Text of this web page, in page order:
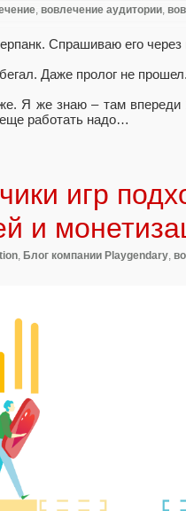
вовлечение аудитории
Спрашиваю его
Даже пролог не прошел.
Я же знаю – там впереди
работать надо…
игр
и
Блог компании Playgendary